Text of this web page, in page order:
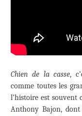
Chien de la casse,
comme toutes les
l’histoire est souvent
Anthony Bajon,